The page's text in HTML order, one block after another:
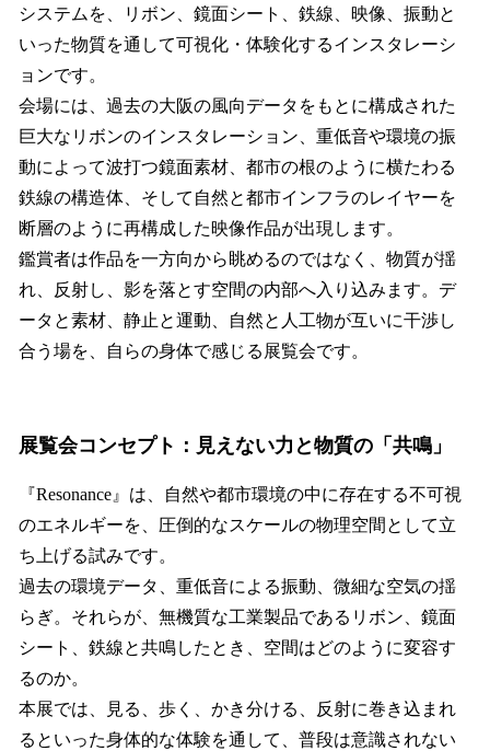
システムを、リボン、鏡面シート、鉄線、映像、振動と
いった物質を通して可視化・体験化するインスタレーシ
ョンです。
会場には、過去の大阪の風向データをもとに構成された
巨大なリボンのインスタレーション、重低音や環境の振
動によって波打つ鏡面素材、都市の根のように横たわる
鉄線の構造体、そして自然と都市インフラのレイヤーを
断層のように再構成した映像作品が出現します。
鑑賞者は作品を一方向から眺めるのではなく、物質が揺
れ、反射し、影を落とす空間の内部へ入り込みます。デ
ータと素材、静止と運動、自然と人工物が互いに干渉し
合う場を、自らの身体で感じる展覧会です。
展覧会コンセプト：見えない力と物質の「共鳴」
『Resonance』は、自然や都市環境の中に存在する不可視
のエネルギーを、圧倒的なスケールの物理空間として立
ち上げる試みです。
過去の環境データ、重低音による振動、微細な空気の揺
らぎ。それらが、無機質な工業製品であるリボン、鏡面
シート、鉄線と共鳴したとき、空間はどのように変容す
るのか。
本展では、見る、歩く、かき分ける、反射に巻き込まれ
るといった身体的な体験を通して、普段は意識されない